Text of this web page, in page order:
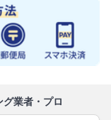
業者・プロ